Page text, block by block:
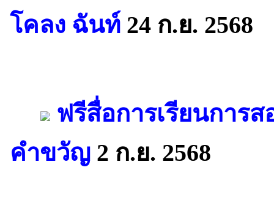
โคลง ฉันท์ 24 ก.ย. 2568
ฟรีสื่อการเรียนการ
คำขวัญ 2 ก.ย. 2568